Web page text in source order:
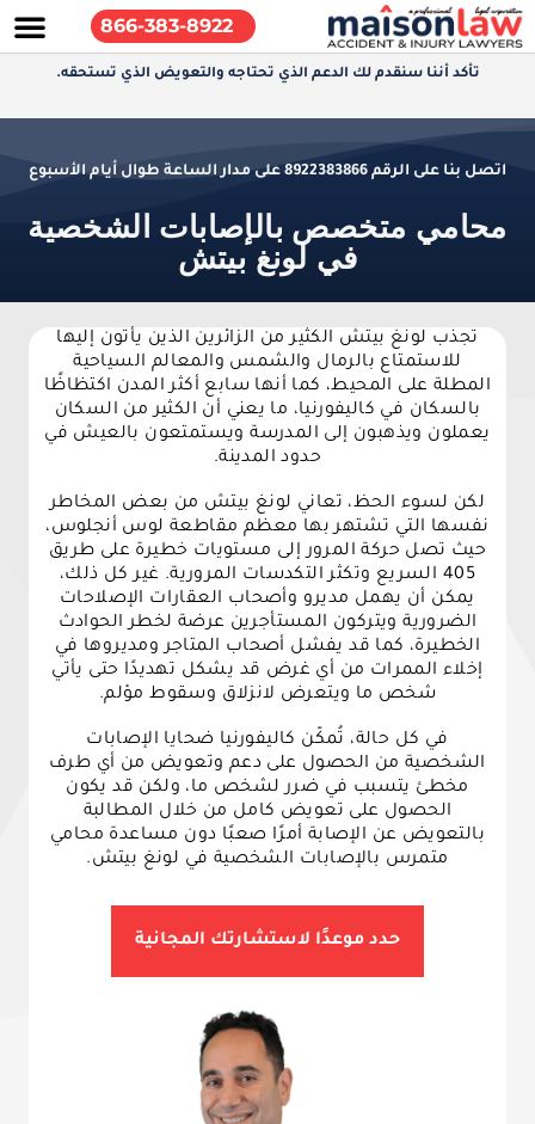
866-383-8922
تأكد أننا سنقدم لك الدعم الذي تحتاجه والتعويض الذي تستحقه.
اتصل بنا على الرقم 8922383866 على مدار الساعة طوال أيام الأسبوع
محامي متخصص بالإصابات الشخصية
في لونغ بيتش
تجذب لونغ بيتش الكثير من الزائرين الذين يأتون إليها
للاستمتاع بالرمال والشمس والمعالم السياحية
المطلة على المحيط، كما أنها سابع أكثر المدن اكتظاظًا
بالسكان في كاليفورنيا، ما يعني أن الكثير من السكان
يعملون ويذهبون إلى المدرسة ويستمتعون بالعيش في
حدود المدينة.
لكن لسوء الحظ، تعاني لونغ بيتش من بعض المخاطر
نفسها التي تشتهر بها معظم مقاطعة لوس أنجلوس،
حيث تصل حركة المرور إلى مستويات خطيرة على طريق
405 السريع وتكثر التكدسات المرورية. غير كل ذلك،
يمكن أن يهمل مديرو وأصحاب العقارات الإصلاحات
الضرورية ويتركون المستأجرين عرضة لخطر الحوادث
الخطيرة، كما قد يفشل أصحاب المتاجر ومديروها في
إخلاء الممرات من أي غرض قد يشكل تهديدًا حتى يأتي
شخص ما ويتعرض لانزلاق وسقوط مؤلم.
في كل حالة، تُمكّن كاليفورنيا ضحايا الإصابات
الشخصية من الحصول على دعم وتعويض من أي طرف
مخطئ يتسبب في ضرر لشخص ما، ولكن قد يكون
الحصول على تعويض كامل من خلال المطالبة
بالتعويض عن الإصابة أمرًا صعبًا دون مساعدة محامي
متمرس بالإصابات الشخصية في لونغ بيتش.
حدد موعدًا لاستشارتك المجانية